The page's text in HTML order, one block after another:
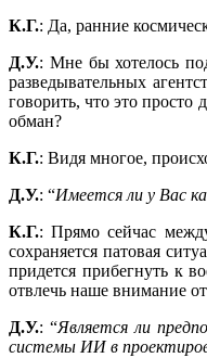
К.Г.: Да, ранние
Д.У.: Мне бы хотелось
разведывательных
говорить, что это просто
обман?
К.Г.: Видя многое,
Д.У.: “Имеется ли у Вас
К.Г.: Прямо сейчас
сохраняется патовая
придется прибегнуть к
отвлечь наше внимание
Д.У.: “Является ли
системы ИИ в